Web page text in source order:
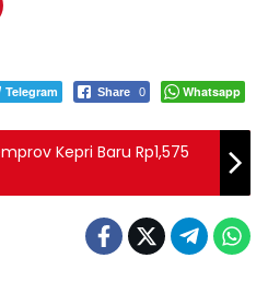
Telegram Share 0 Whatsapp
Kepri Baru Rp1,575